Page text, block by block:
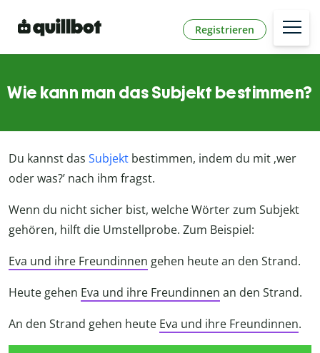
Registrieren
Wie kann man das Subjekt bestimmen?
Du kannst das Subjekt bestimmen, indem du mit ‚wer
oder was?’ nach ihm fragst.
Wenn du nicht sicher bist, welche Wörter zum Subjekt
gehören, hilft die Umstellprobe. Zum Beispiel:
Eva und ihre Freundinnen gehen heute an den Strand.
Heute gehen Eva und ihre Freundinnen an den Strand.
An den Strand gehen heute Eva und ihre Freundinnen.